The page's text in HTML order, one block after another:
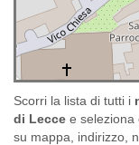
Scorri la lista di tutti i
di Lecce e seleziona
su mappa, indirizzo,